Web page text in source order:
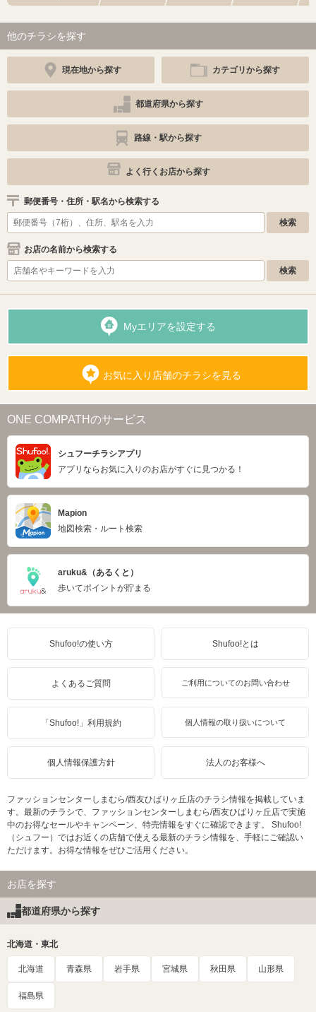
他のチラシを探す
現在地から探す カテゴリから探す
都道府県から探す
路線・駅から探す
よく行くお店から探す
郵便番号・住所・駅名から検索する
お店の名前から検索する
Myエリアを設定する
お気に入り店舗のチラシを見る
ONE COMPATHのサービス
シュフーチラシアプリ
アプリならお気に入りのお店がすぐに見つかる！
Mapion
地図検索・ルート検索
aruku&（あるくと）
歩いてポイントが貯まる
Shufoo!の使い方 Shufoo!とは
よくあるご質問 ご利用についてのお問い合わせ
「Shufoo!」利用規約 個人情報の取り扱いについて
個人情報保護方針 法人のお客様へ
ファッションセンターしまむら/西友ひばりヶ丘店のチラシ情報を掲載していま
す。最新のチラシで、ファッションセンターしまむら/西友ひばりヶ丘店で実施
中のお得なセールやキャンペーン、特売情報をすぐに確認できます。 Shufoo!
（シュフー）ではお近くの店舗で使える最新のチラシ情報を、手軽にご確認い
ただけます。お得な情報をぜひご活用ください。
お店を探す
都道府県から探す
北海道・東北
北海道 青森県 岩手県 宮城県 秋田県 山形県
福島県